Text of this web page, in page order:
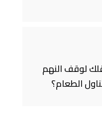
لوقف النهم
الطعام؟